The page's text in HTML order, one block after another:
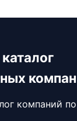
компаний